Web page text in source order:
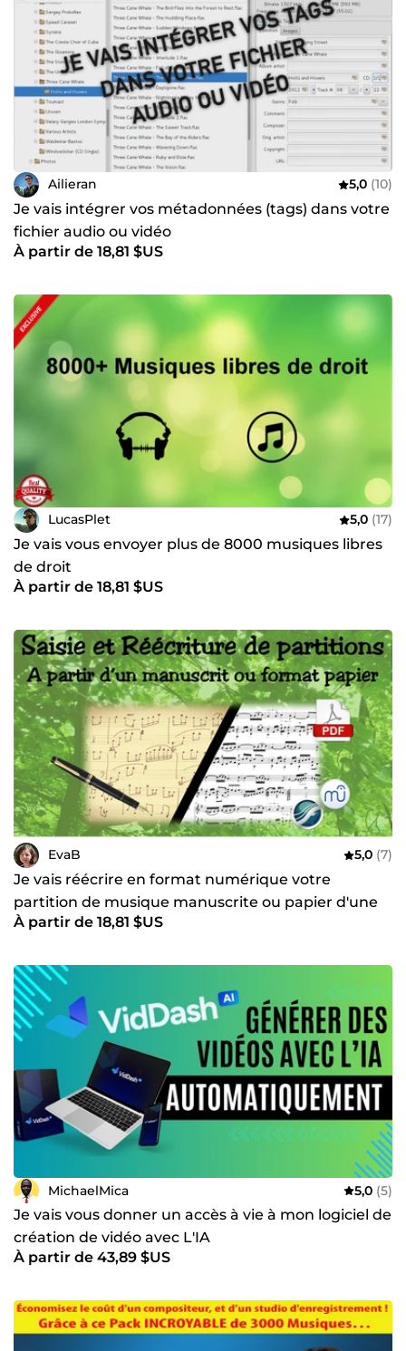
Ailieran 5,0 (10)
Je vais intégrer vos métadonnées (tags) dans votre
fichier audio ou vidéo
À partir de 18,81 $US
LucasPlet 5,0 (17)
Je vais vous envoyer plus de 8000 musiques libres
de droit
À partir de 18,81 $US
EvaB 5,0 (7)
Je vais réécrire en format numérique votre
partition de musique manuscrite ou papier d'une
page
À partir de 18,81 $US
MichaelMica 5,0 (5)
Je vais vous donner un accès à vie à mon logiciel de
création de vidéo avec L'IA
À partir de 43,89 $US